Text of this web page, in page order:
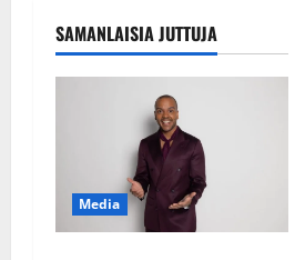
SAMANLAISIA JUTTUJA
Media